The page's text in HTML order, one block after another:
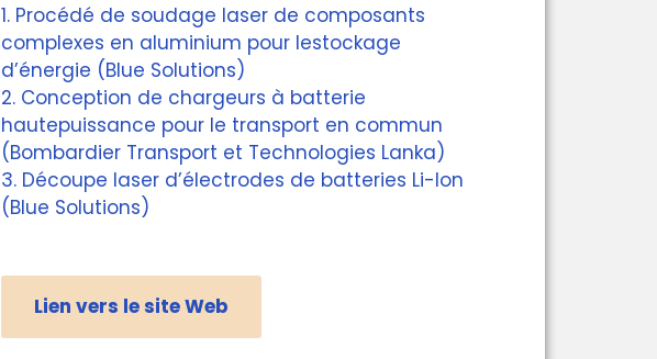
1. Procédé de soudage laser de composants
complexes en aluminium pour lestockage
d’énergie (Blue Solutions)
2. Conception de chargeurs à batterie
hautepuissance pour le transport en commun
(Bombardier Transport et Technologies Lanka)
3. Découpe laser d’électrodes de batteries Li-Ion
(Blue Solutions)
Lien vers le site Web